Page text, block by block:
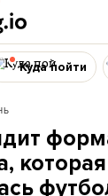
Куда пойти